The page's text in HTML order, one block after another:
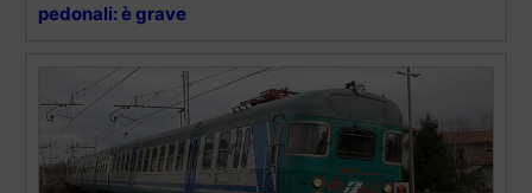
pedonali: è grave